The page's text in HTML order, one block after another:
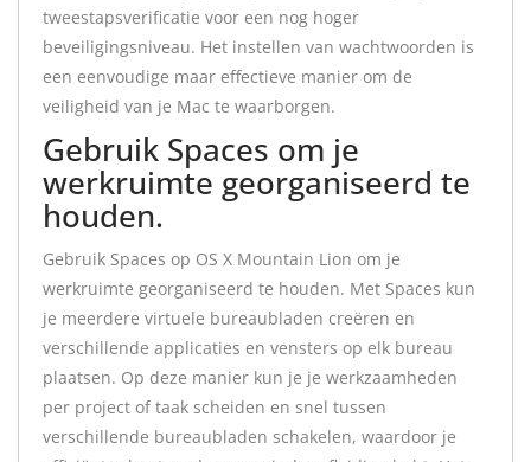
tweestapsverificatie voor een nog hoger
beveiligingsniveau. Het instellen van wachtwoorden is
een eenvoudige maar effectieve manier om de
veiligheid van je Mac te waarborgen.
Gebruik Spaces om je
werkruimte georganiseerd te
houden.
Gebruik Spaces op OS X Mountain Lion om je
werkruimte georganiseerd te houden. Met Spaces kun
je meerdere virtuele bureaubladen creëren en
verschillende applicaties en vensters op elk bureau
plaatsen. Op deze manier kun je je werkzaamheden
per project of taak scheiden en snel tussen
verschillende bureaubladen schakelen, waardoor je